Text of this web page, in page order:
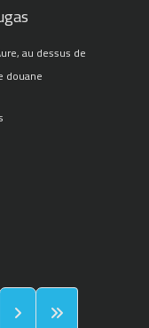
au dessus de
douane